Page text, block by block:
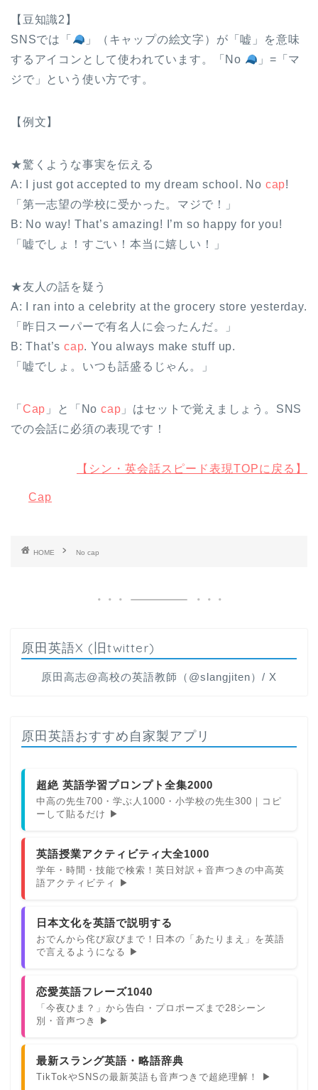
【豆知識2】
SNSでは「
」（キャップの絵文字）が「嘘」を意味
するアイコンとして使われています。「No
」=「マ
ジで」という使い方です。
【例文】
★驚くような事実を伝える
A: I just got accepted to my dream school. No cap!
「第一志望の学校に受かった。マジで！」
B: No way! That’s amazing! I’m so happy for you!
「嘘でしょ！すごい！本当に嬉しい！」
★友人の話を疑う
A: I ran into a celebrity at the grocery store yesterday.
「昨日スーパーで有名人に会ったんだ。」
B: That’s cap. You always make stuff up.
「嘘でしょ。いつも話盛るじゃん。」
「 Cap 」と「Nocap 」はセットで覚えましょう。SNS
での会話に必須の表現です！
【シン・英会話スピード表現TOPに戻る】
Cap
HOME No cap
原田英語X (旧twitter)
原田高志@高校の英語教師（@slangjiten）/ X
原田英語おすすめ自家製アプリ
超絶 英語学習プロンプト全集2000
中高の先生700・学ぶ人1000・小学校の先生300｜コピ
ーして貼るだけ ▶
英語授業アクティビティ大全1000
学年・時間・技能で検索！英日対訳＋音声つきの中高英
語アクティビティ ▶
日本文化を英語で説明する
おでんから侘び寂びまで！日本の「あたりまえ」を英語
で言えるようになる ▶
恋愛英語フレーズ1040
「今夜ひま？」から告白・プロポーズまで28シーン
別・音声つき ▶
最新スラング英語・略語辞典
TikTokやSNSの最新英語も音声つきで超絶理解！ ▶